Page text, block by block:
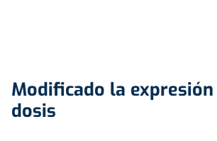
Modificado la
dosis